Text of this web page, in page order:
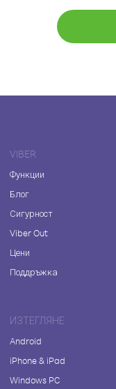
VIBER
Функции
Блог
Сигурност
Viber Out
Цени
Поддръжка
ИЗТЕГЛЯНЕ
Android
iPhone & iPad
Windows PC